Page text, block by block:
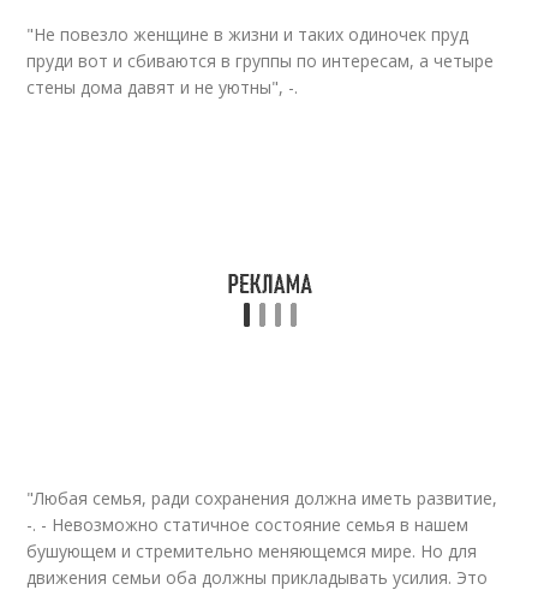
"Не повезло женщине в жизни и таких одиночек пруд
пруди вот и сбиваются в группы по интересам, а четыре
стены дома давят и не уютны", -.
"Любая семья, ради сохранения должна иметь развитие,
-. - Невозможно статичное состояние семья в нашем
бушующем и стремительно меняющемся мире. Но для
движения семьи оба должны прикладывать усилия. Это